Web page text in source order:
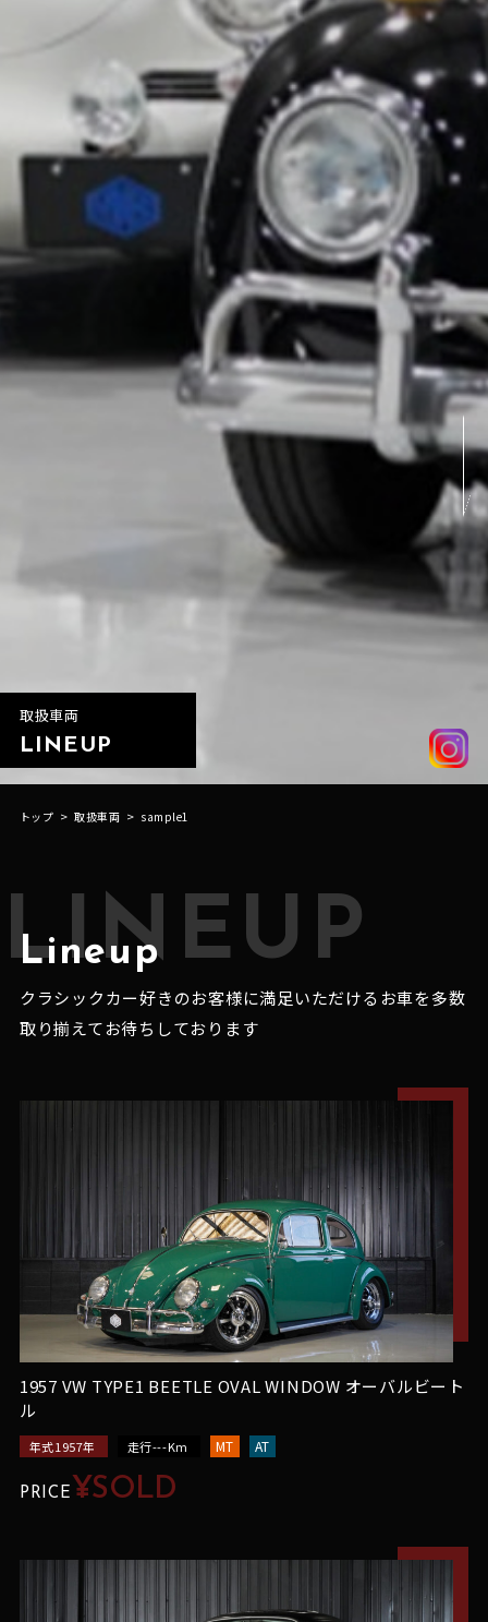
取扱車両
LINEUP
トップ 取扱車両 sample1
Lineup
LINEUP
クラシックカー好きのお客様に満足いただけるお車を多数
取り揃えてお待ちしております
1957 VW TYPE1 BEETLE OVAL WINDOW オーバルビート
ル
年式1957年 走行---Km MT AT
PRICE ¥SOLD